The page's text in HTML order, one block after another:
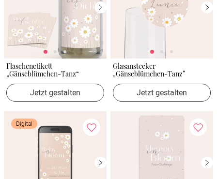
Flaschenetikett
„Gänseblümchen-Tanz“
Jetzt gestalten
Glasanstecker
„Gänseblümchen-Tanz”
Jetzt gestalten
Digital